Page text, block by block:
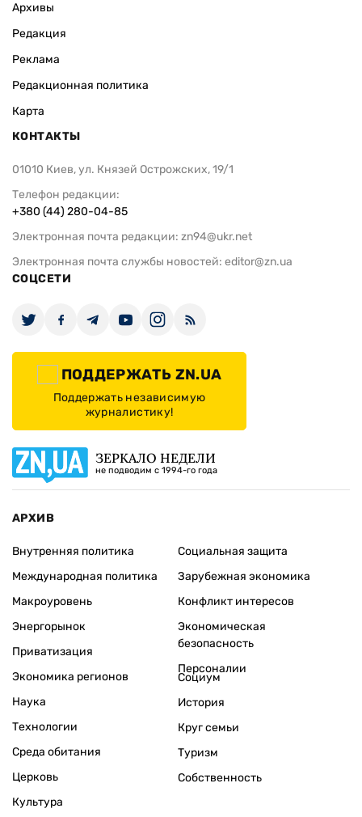
Архивы
Редакция
Реклама
Редакционная политика
Карта
КОНТАКТЫ
01010 Киев, ул. Князей Острожских, 19/1
Телефон редакции:
+380 (44) 280-04-85
Электронная почта редакции: zn94@ukr.net
Электронная почта службы новостей: editor@zn.ua
СОЦСЕТИ
ПОДДЕРЖАТЬ ZN.UA
Поддержать независимую
журналистику!
ЗЕРКАЛО НЕДЕЛИ
не подводим с 1994-го года
АРХИВ
Внутренняя политика
Международная политика
Макроуровень
Энергорынок
Приватизация
Экономика регионов
Социальная защита
Зарубежная экономика
Конфликт интересов
Экономическая
безопасность
Персоналии
Наука
Технологии
Среда обитания
Церковь
Культура
Социум
История
Круг семьи
Туризм
Собственность